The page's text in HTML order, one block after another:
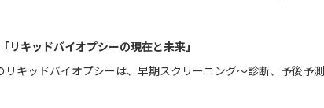
リキッドバイオプシーの現在と未来」
リキッドバイオプシーは、早期スクリーニング～診断、予後